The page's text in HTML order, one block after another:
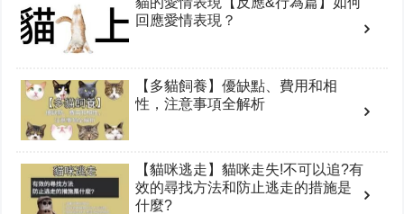
回應愛情表現？
【多貓飼養】優缺點、費用和相
性，注意事項全解析
【貓咪逃走】貓咪走失!不可以追?有
效的尋找方法和防止逃走的措施是
什麼?